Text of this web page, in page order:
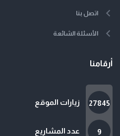
اتصل بنا
الأسئلة الشائعة
أرقامنا
27845 زيارات الموقع
9 عدد المشاريع